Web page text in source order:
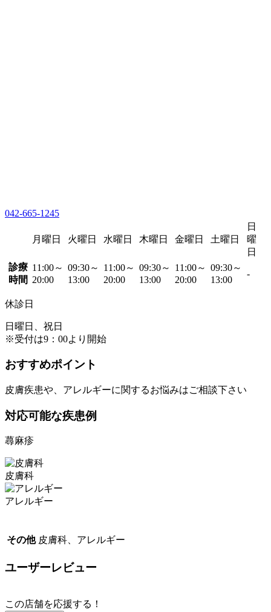
042-665-1245
月曜日 火曜日 水曜日 木曜日 金曜日 土曜日
日
曜
日
診療
時間
11:00～
20:00
09:30～
13:00
11:00～
20:00
09:30～
13:00
11:00～
20:00
09:30～
13:00
-
休診日
日曜日、祝日
※受付は9：00より開始
おすすめポイント
皮膚疾患や、アレルギーに関するお悩みはご相談下さい
対応可能な疾患例
蕁麻疹
皮膚科
アレルギー
その他 皮膚科、アレルギー
ユーザーレビュー
この店舗を応援する！